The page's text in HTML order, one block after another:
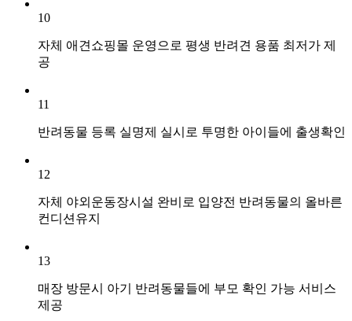
10
자체 애견쇼핑몰 운영으로 평생 반려견 용품 최저가 제
공
11
반려동물 등록 실명제 실시로 투명한 아이들에 출생확인
12
자체 야외운동장시설 완비로 입양전 반려동물의 올바른
컨디션유지
13
매장 방문시 아기 반려동물들에 부모 확인 가능 서비스
제공